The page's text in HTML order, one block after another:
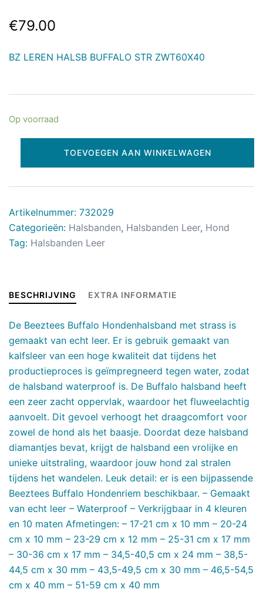
€79.00
BZ LEREN HALSB BUFFALO STR ZWT60X40
Op voorraad
TOEVOEGEN AAN WINKELWAGEN
Artikelnummer: 732029
Categorieën: Halsbanden, Halsbanden Leer, Hond
Tag: Halsbanden Leer
BESCHRIJVING EXTRA INFORMATIE
De Beeztees Buffalo Hondenhalsband met strass is
gemaakt van echt leer. Er is gebruik gemaakt van
kalfsleer van een hoge kwaliteit dat tijdens het
productieproces is geïmpregneerd tegen water, zodat
de halsband waterproof is. De Buffalo halsband heeft
een zeer zacht oppervlak, waardoor het fluweelachtig
aanvoelt. Dit gevoel verhoogt het draagcomfort voor
zowel de hond als het baasje. Doordat deze halsband
diamantjes bevat, krijgt de halsband een vrolijke en
unieke uitstraling, waardoor jouw hond zal stralen
tijdens het wandelen. Leuk detail: er is een bijpassende
Beeztees Buffalo Hondenriem beschikbaar. – Gemaakt
van echt leer – Waterproof – Verkrijgbaar in 4 kleuren
en 10 maten Afmetingen: – 17-21 cm x 10 mm – 20-24
cm x 10 mm – 23-29 cm x 12 mm – 25-31 cm x 17 mm
– 30-36 cm x 17 mm – 34,5-40,5 cm x 24 mm – 38,5-
44,5 cm x 30 mm – 43,5-49,5 cm x 30 mm – 46,5-54,5
cm x 40 mm – 51-59 cm x 40 mm